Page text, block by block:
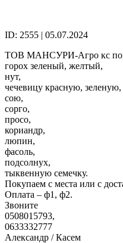
ID: 2555 | 05.07.2024
ТОВ МАНСУРИ-Агро кс
горох зеленый, желтый,
нут,
чечевицу красную, зеленую,
сою,
сорго,
просо,
кориандр,
люпин,
фасоль,
подсолнух,
тыквенную семечку.
Покупаем с места или с
Оплата – ф1, ф2.
Звоните
0508015793,
0633332777
Александр / Касем